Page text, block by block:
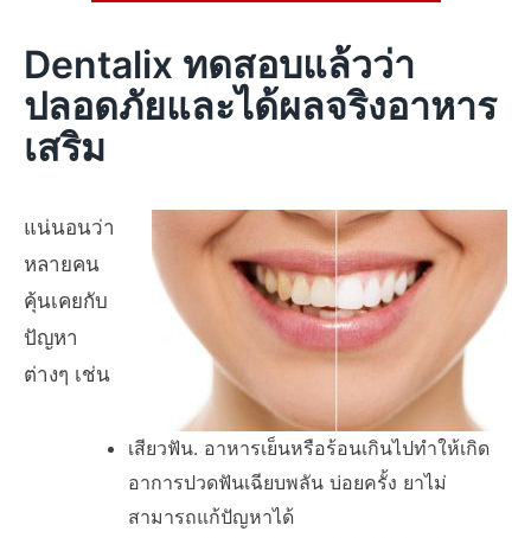
Dentalix ทดสอบแล้วว่า
ปลอดภัยและได้ผลจริงอาหาร
เสริม
แน่นอนว่า
หลายคน
คุ้นเคยกับ
ปัญหา
ต่างๆ เช่น
เสียวฟัน. อาหารเย็นหรือร้อนเกินไปทำให้เกิด
อาการปวดฟันเฉียบพลัน บ่อยครั้ง ยาไม่
สามารถแก้ปัญหาได้